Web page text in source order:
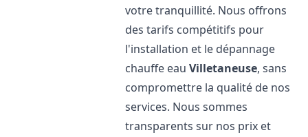
votre tranquillité. Nous offrons
des tarifs compétitifs pour
l'installation et le dépannage
chauffe eauVilletaneuse, sans
compromettre la qualité de nos
services. Nous sommes
transparents sur nos prix et